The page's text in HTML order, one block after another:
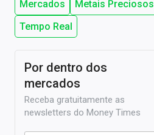
Mercados
Metais Preciosos
Tempo Real
Por dentro dos
mercados
Receba gratuitamente as
newsletters do Money Times